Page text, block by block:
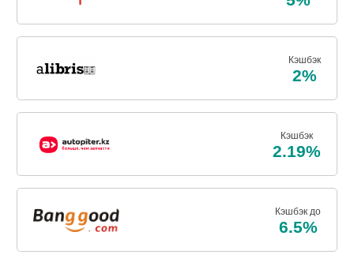
Кэшбэк
2%
Кэшбэк
2.19%
Кэшбэк до
6.5%